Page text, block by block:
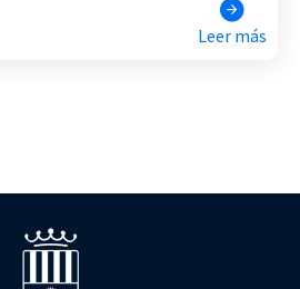
Leer más